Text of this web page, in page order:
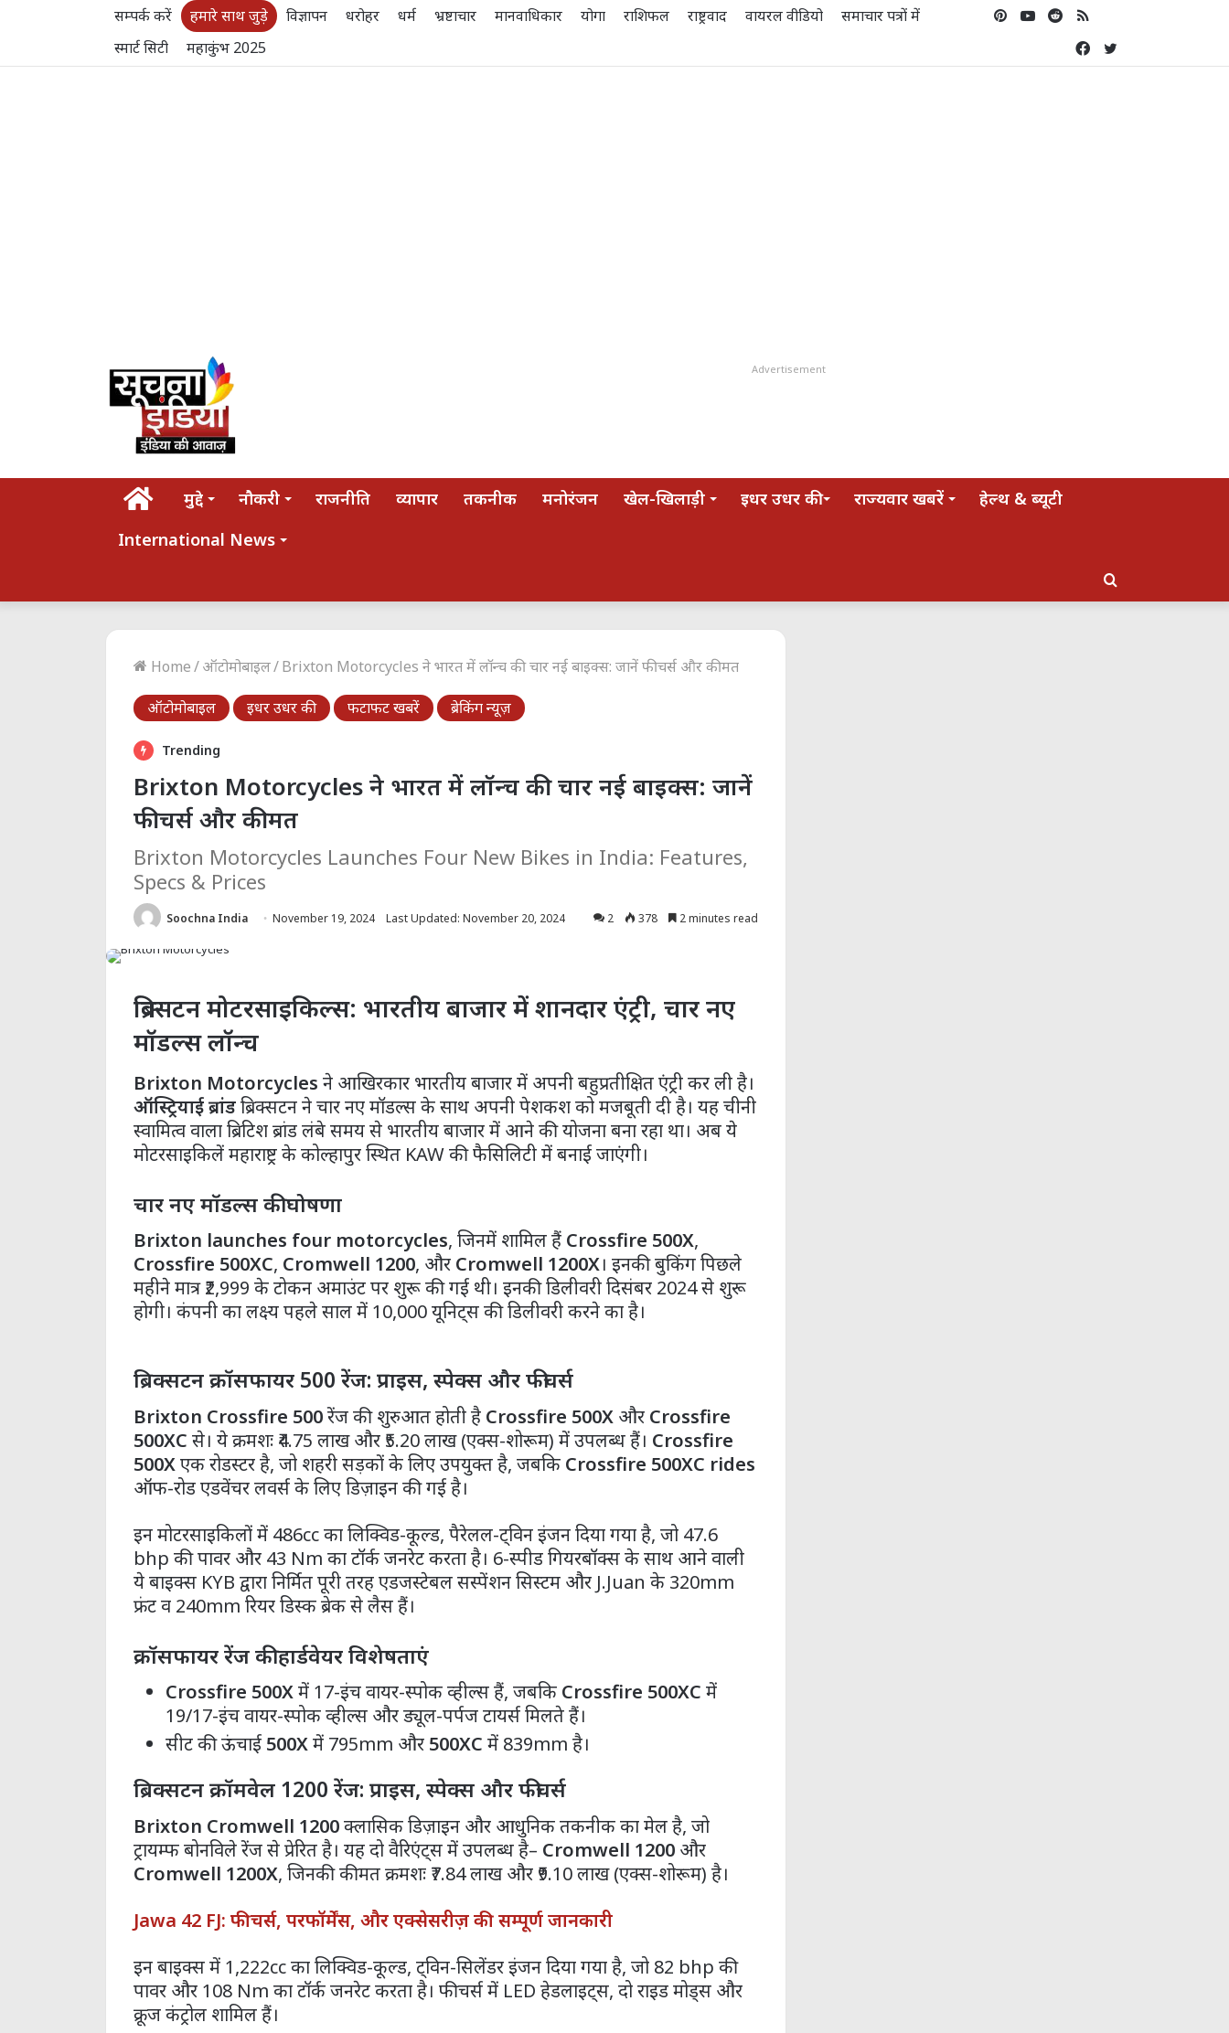
सम्पर्क करें हमारे साथ जुड़े विज्ञापन धरोहर धर्म भ्रष्टाचार मानवाधिकार योगा राशिफल राष्ट्रवाद वायरल वीडियो
समाचार पत्रों में
स्मार्ट सिटी
महाकुंभ 2025
RSS
Reddit
YouTube
Pinterest
Twitter
Facebook
Advertisement
होम मुद्दे नौकरी राजनीति व्यापार तकनीक मनोरंजन खेल-खिलाड़ी इधर उधर की राज्यवार खबरें
हेल्थ & ब्यूटी
International News
Search
Home/ऑटोमोबाइल/Brixton Motorcycles ने भारत में लॉन्च की चार नई बाइक्स: जानें फीचर्स और कीमत
ऑटोमोबाइल इधर उधर की फटाफट खबरें ब्रेकिंग न्यूज़
Trending
Brixton Motorcycles ने भारत में लॉन्च की चार नई बाइक्स: जानें
फीचर्स और कीमत
Brixton Motorcycles Launches Four New Bikes in India: Features,
Specs & Prices
Soochna India November 19, 2024 Last Updated: November 20, 2024 2 378 2 minutes read
ब्रिक्सटन मोटरसाइकिल्स: भारतीय बाजार में शानदार एंट्री, चार नए
मॉडल्स लॉन्च
Brixton Motorcycles ने आखिरकार भारतीय बाजार में अपनी बहुप्रतीक्षित एंट्री कर ली है।
ऑस्ट्रियाई ब्रांडब्रिक्सटन ने चार नए मॉडल्स के साथ अपनी पेशकश को मजबूती दी है। यह चीनी
स्वामित्व वाला ब्रिटिश ब्रांड लंबे समय से भारतीय बाजार में आने की योजना बना रहा था। अब ये
मोटरसाइकिलें महाराष्ट्र के कोल्हापुर स्थित KAW की फैसिलिटी में बनाई जाएंगी।
चार नए मॉडल्स की घोषणा
Brixton launches four motorcycles, जिनमें शामिल हैं Crossfire 500X,
Crossfire 500XC, Cromwell 1200, और Cromwell 1200X। इनकी बुकिंग पिछले
महीने मात्र ₹2,999 के टोकन अमाउंट पर शुरू की गई थी। इनकी डिलीवरी दिसंबर 2024 से शुरू
होगी। कंपनी का लक्ष्य पहले साल में 10,000 यूनिट्स की डिलीवरी करने का है।
ब्रिक्सटन क्रॉसफायर 500 रेंज: प्राइस, स्पेक्स और फीचर्स
Brixton Crossfire 500रेंज की शुरुआत होती है Crossfire 500X और Crossfire
500XC से। ये क्रमशः ₹4.75 लाख और ₹5.20 लाख (एक्स-शोरूम) में उपलब्ध हैं। Crossfire
500Xएक रोडस्टर है, जो शहरी सड़कों के लिए उपयुक्त है, जबकि Crossfire 500XC rides
ऑफ-रोड एडवेंचर लवर्स के लिए डिज़ाइन की गई है।
इन मोटरसाइकिलों में 486cc का लिक्विड-कूल्ड, पैरेलल-ट्विन इंजन दिया गया है, जो 47.6
bhp की पावर और 43 Nm का टॉर्क जनरेट करता है। 6-स्पीड गियरबॉक्स के साथ आने वाली
ये बाइक्स KYB द्वारा निर्मित पूरी तरह एडजस्टेबल सस्पेंशन सिस्टम और J.Juan के 320mm
फ्रंट व 240mm रियर डिस्क ब्रेक से लैस हैं।
क्रॉसफायर रेंज की हार्डवेयर विशेषताएं
Crossfire 500Xमें 17-इंच वायर-स्पोक व्हील्स हैं, जबकि Crossfire 500XC में
19/17-इंच वायर-स्पोक व्हील्स और ड्यूल-पर्पज टायर्स मिलते हैं।
सीट की ऊंचाई 500Xमें 795mm और 500XC में 839mm है।
ब्रिक्सटन क्रॉमवेल 1200 रेंज: प्राइस, स्पेक्स और फीचर्स
Brixton Cromwell 1200क्लासिक डिज़ाइन और आधुनिक तकनीक का मेल है, जो
ट्रायम्फ बोनविले रेंज से प्रेरित है। यह दो वैरिएंट्स में उपलब्ध है– Cromwell 1200 और
Cromwell 1200X, जिनकी कीमत क्रमशः ₹7.84 लाख और ₹9.10 लाख (एक्स-शोरूम) है।
Jawa 42 FJ: फीचर्स, परफॉर्मेंस, और एक्सेसरीज़ की सम्पूर्ण जानकारी
इन बाइक्स में 1,222cc का लिक्विड-कूल्ड, ट्विन-सिलेंडर इंजन दिया गया है, जो 82 bhp की
पावर और 108 Nm का टॉर्क जनरेट करता है। फीचर्स में LED हेडलाइट्स, दो राइड मोड्स और
क्रूज कंट्रोल शामिल हैं।